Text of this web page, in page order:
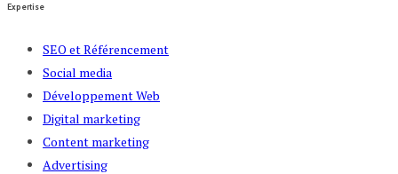
Expertise
SEO et Référencement
Social media
Développement Web
Digital marketing
Content marketing
Advertising